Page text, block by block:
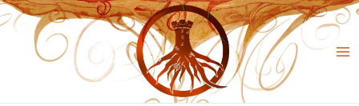
Skip
to
content